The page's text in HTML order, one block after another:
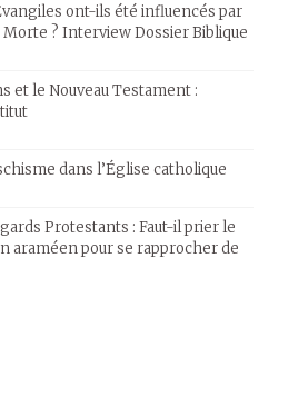
ont-ils été influencés par
? Interview Dossier Biblique
et le Nouveau Testament :
dans l’Église catholique
Protestants : Faut-il prier le
araméen pour se rapprocher de